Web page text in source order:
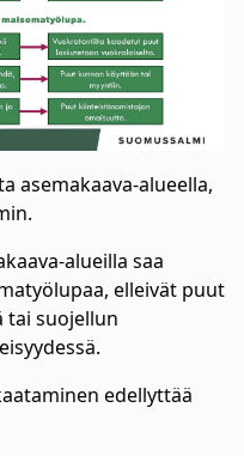
asemakaava-alueella,
alueilla saa
elleivät puut
tai suojellun
edellyttää